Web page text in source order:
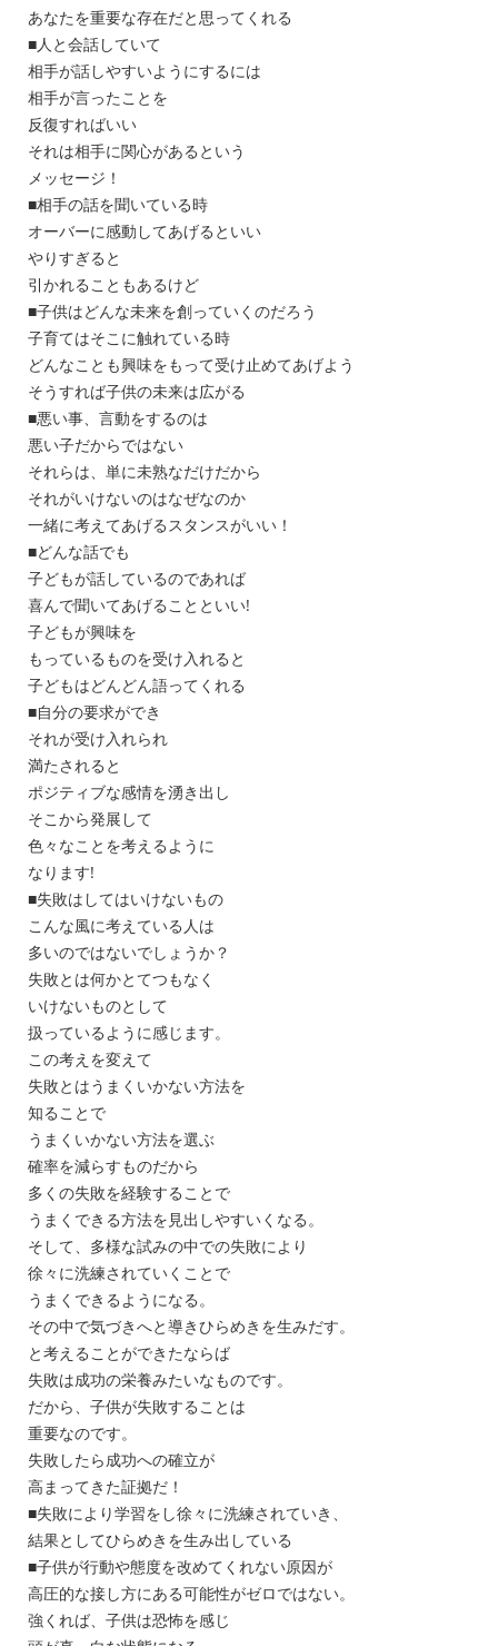
あなたを重要な存在だと思ってくれる
■人と会話していて
相手が話しやすいようにするには
相手が言ったことを
反復すればいい
それは相手に関心があるという
メッセージ！
■相手の話を聞いている時
オーバーに感動してあげるといい
やりすぎると
引かれることもあるけど
■子供はどんな未来を創っていくのだろう
子育てはそこに触れている時
どんなことも興味をもって受け止めてあげよう
そうすれば子供の未来は広がる
■悪い事、言動をするのは
悪い子だからではない
それらは、単に未熟なだけだから
それがいけないのはなぜなのか
一緒に考えてあげるスタンスがいい！
■どんな話でも
子どもが話しているのであれば
喜んで聞いてあげることといい!
子どもが興味を
もっているものを受け入れると
子どもはどんどん語ってくれる
■自分の要求ができ
それが受け入れられ
満たされると
ポジティブな感情を湧き出し
そこから発展して
色々なことを考えるように
なります!
■失敗はしてはいけないもの
こんな風に考えている人は
多いのではないでしょうか？
失敗とは何かとてつもなく
いけないものとして
扱っているように感じます。
この考えを変えて
失敗とはうまくいかない方法を
知ることで
うまくいかない方法を選ぶ
確率を減らすものだから
多くの失敗を経験することで
うまくできる方法を見出しやすいくなる。
そして、多様な試みの中での失敗により
徐々に洗練されていくことで
うまくできるようになる。
その中で気づきへと導きひらめきを生みだす。
と考えることができたならば
失敗は成功の栄養みたいなものです。
だから、子供が失敗することは
重要なのです。
失敗したら成功への確立が
高まってきた証拠だ！
■失敗により学習をし徐々に洗練されていき、
結果としてひらめきを生み出している
■子供が行動や態度を改めてくれない原因が
高圧的な接し方にある可能性がゼロではない。
強くれば、子供は恐怖を感じ